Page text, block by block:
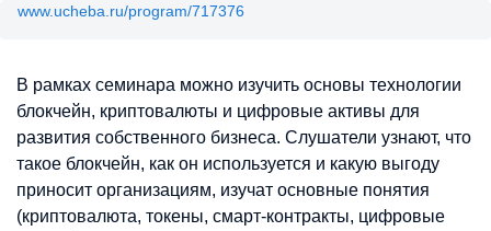
www.ucheba.ru/program/717376
В рамках семинара можно изучить основы технологии
блокчейн, криптовалюты и цифровые активы для
развития собственного бизнеса. Слушатели узнают, что
такое блокчейн, как он используется и какую выгоду
приносит организациям, изучат основные понятия
(криптовалюта, токены, смарт-контракты, цифровые